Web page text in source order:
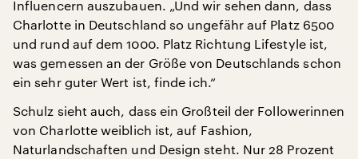
Influencern auszubauen. „Und wir sehen dann, dass
Charlotte in Deutschland so ungefähr auf Platz 6500
und rund auf dem 1000. Platz Richtung Lifestyle ist,
was gemessen an der Größe von Deutschlands schon
ein sehr guter Wert ist, finde ich.“
Schulz sieht auch, dass ein Großteil der Followerinnen
von Charlotte weiblich ist, auf Fashion,
Naturlandschaften und Design steht. Nur 28 Prozent